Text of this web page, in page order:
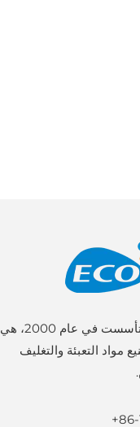
ECOPACK، التي تأسست في عام 2000، هي
مواد التعبئة والتغليف